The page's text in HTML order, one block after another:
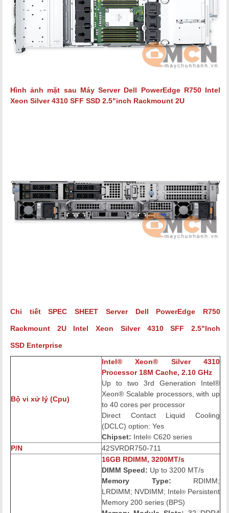
Hình ảnh mặt sau Máy Server Dell PowerEdge R750 Intel
Xeon Silver 4310 SFF SSD 2.5"inch Rackmount 2U
Chi tiết SPEC SHEET Server Dell PowerEdge R750
Rackmount 2U Intel Xeon Silver 4310SFF 2.5"Inch
SSD Enterprise
Bộ vi xử lý (Cpu)
Intel® Xeon® Silver 4310
Processor 18M Cache, 2.10 GHz
Up to two 3rd Generation Intel®
Xeon® Scalable processors, with up
to 40 cores per processor
Direct Contact Liquid Cooling
(DCLC) option: Yes
Chipset: Intel® C620 series
P/N
42SVRDR750-711
16GB RDIMM, 3200MT/s
DIMM Speed: Up to 3200 MT/s
Memory Type:
RDIMM;
LRDIMM; NVDIMM; Intel® Persistent
Memory 200 series (BPS)